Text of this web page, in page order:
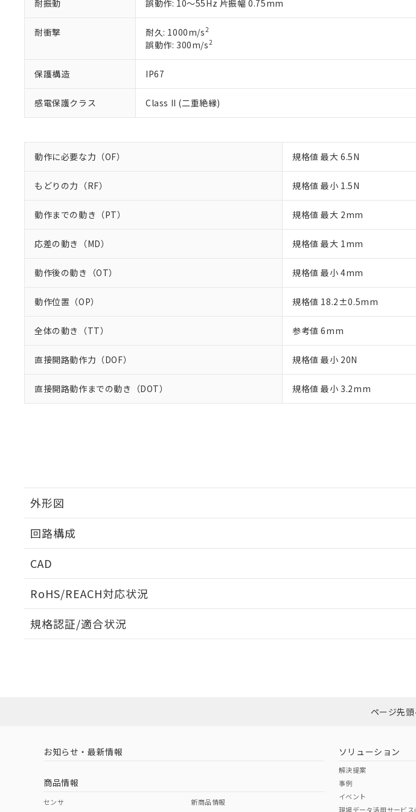
耐振動 誤動作: 10～55Hz 片振幅 0.75mm
耐衝撃 耐久: 1000m/s2
誤動作: 300m/s2
保護構造 IP67
感電保護クラス Class II (二重絶縁)
動作に必要な力（OF） 規格値 最大 6.5N
もどりの力（RF） 規格値 最小 1.5N
動作までの動き（PT） 規格値 最大 2mm
応差の動き（MD） 規格値 最大 1mm
動作後の動き（OT） 規格値 最小 4mm
動作位置（OP） 規格値 18.2±0.5mm
全体の動き（TT） 参考値 6mm
直接開路動作力（DOF） 規格値 最小 20N
直接開路動作までの動き（DOT） 規格値 最小 3.2mm
外形図
取りつけ穴加工図
回路構成
CAD
RoHS/REACH対応状況
EU RoHS 注意事項・凡例
ダウンロードはこちら
中国 RoHS 注意事項・凡例
中国 RoHS表
規格認証/適合状況
（イギリス
（ノルウェー
（日本
（ア
正式な納期状況および標準価格はお客様のお取引
当社販売員にご相談ください。
お客様が当ウェブサイト上で当社にご登録された
が、当社の製品・サービスに関するお客様との取
さい。
いる法人を指します。
※2 対応予定月
部品在庫の切り替え状況などにより、予定月が前後する
※3 非含有証明書ダウンロード
下記の非含有証明書をダウンロードすることができま
EU RoHS指令（10物質）の非含有証明書
51物質の非含有証明書（当社基準）
※本証明書は発行日時点で非含有を証明するもので、
また、RoHS指令のフタル酸エステル類４物質の対応
※2 環境保護使用期限
「ｅ」：有害物質（10物質）のすべてが基準値以下であ
置等に一切使用いたしません。
当社は、貴社製品を第三者に販売する場合は、上
△ 一定数には満たないが在庫あり
－
機器販売店・当社販売員にご確認ください)
空
白
受注生産機種、また在庫状況の情報を公開し
ページ先
お知らせ・最新情報
商品情報
センサ
新商品情報
ソリューション
解決提案
事例
イベント
現場データ活用サービス